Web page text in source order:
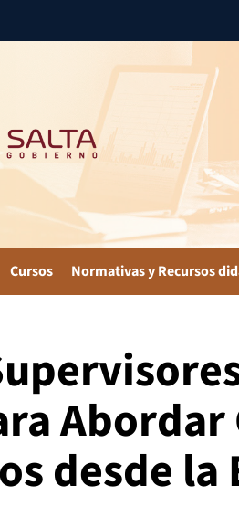
Cursos Normativas y Recursos
Abordar
desde la